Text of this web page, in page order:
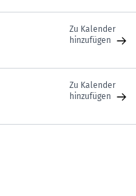
Zu Kalender
hinzufügen
Zu Kalender
hinzufügen